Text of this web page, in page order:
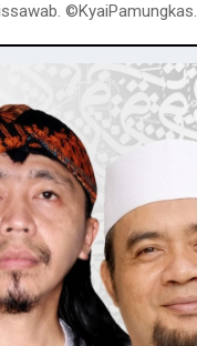
©️KyaiPamungkas.